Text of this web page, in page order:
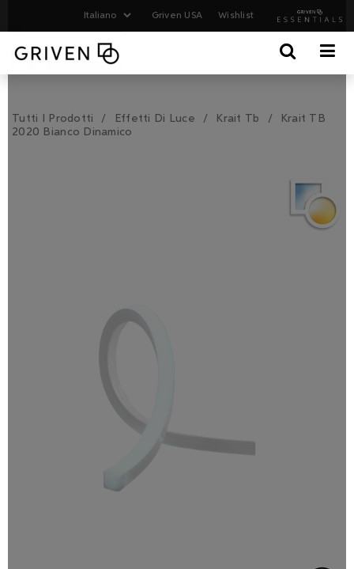
Griven USA Wishlist
Tutti I Prodotti Effetti Di Luce Krait Tb
Krait TB
2020 Bianco Dinamico